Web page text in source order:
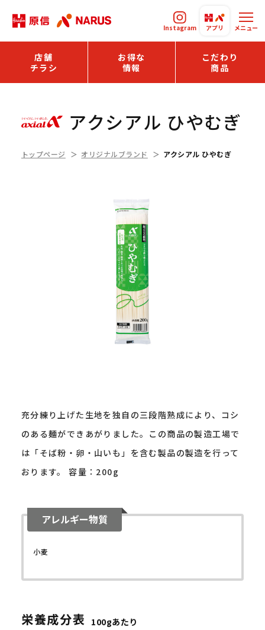
Instagram アプリ メニュー
店舗
チラシ
お得な
情報
こだわり
商品
アクシアル ひやむぎ
トップページ オリジナルブランド アクシアル ひやむぎ
充分練り上げた生地を独自の三段階熟成により、コシ
のある麺ができあがりました。この商品の製造工場で
は「そば粉・卵・山いも」を含む製品の製造を行って
おります。 容量：200g
アレルギー物質
小麦
栄養成分表 100gあたり